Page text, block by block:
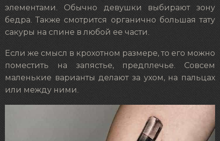
элементами. Обычно девушки выбирают зону
бедра. Также смотрится органично большая тату
сакуры на спине в любой ее части.
Если же смысл в крохотном размере, то его можно
поместить на запястье, предплечье. Совсем
маленькие варианты делают за ухом, на пальцах
или между ними.